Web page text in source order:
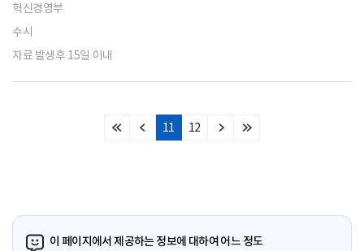
혁신경영부
수시
자료 발생후 15일 이내
처
이
11 12
다
마
이 페이지에서 제공하는 정보에 대하여 어느 정도